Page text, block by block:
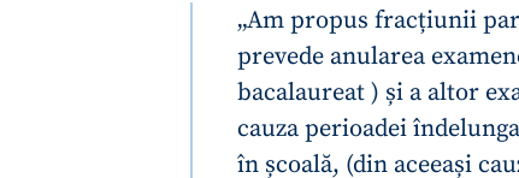
„Am propus fracțiunii
prevede anularea
bacalaureat ) și a altor
cauza perioadei
în școală, (din aceeași